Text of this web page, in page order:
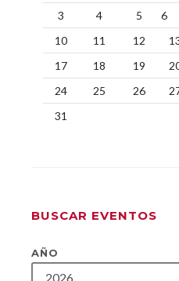
3
4 5 6
10
11 12
17
18 19
24
25 26
31
BUSCAR EVENTOS
AÑO